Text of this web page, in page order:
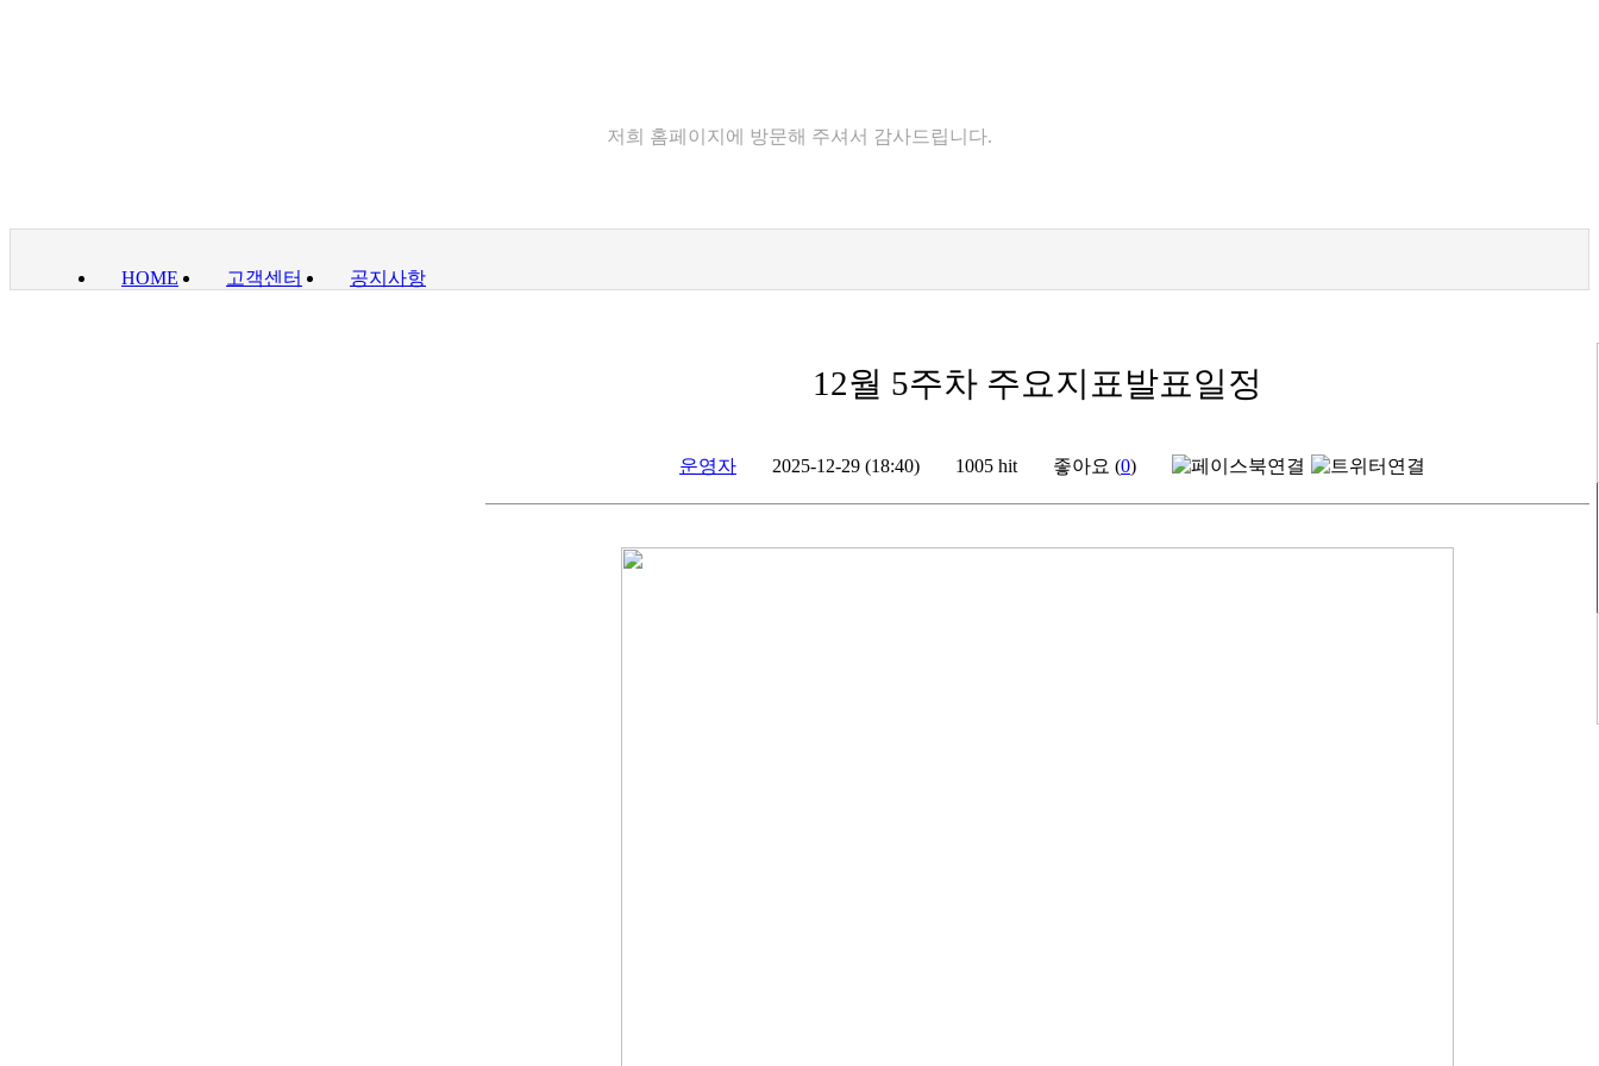
저희 홈페이지에 방문해 주셔서 감사드립니다.
HOME 고객센터 공지사항
12월 5주차 주요지표발표일정
운영자 2025-12-29 (18:40) 1005 hit 좋아요 (0)